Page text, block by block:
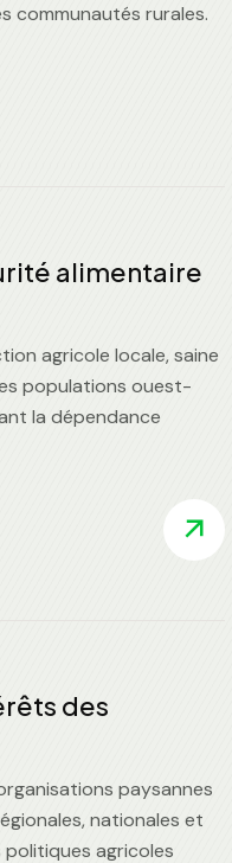
communautés rurales.
alimentaire
agricole locale, saine
populations ouest-
la dépendance
des
paysannes
nationales et
agricoles